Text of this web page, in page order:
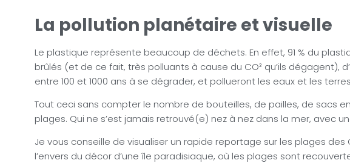
La pollution planétaire et visuelle
Le plastique représente beaucoup de déchets. En effet, 91 % du
brûlés (et de ce fait, très polluants à cause du CO² qu’ils dégagent),
entre 100 et 1000 ans à se dégrader, et pollueront les eaux et les
Tout ceci sans compter le nombre de bouteilles, de pailles, de sacs
plages. Qui ne s’est jamais retrouvé(e) nez à nez dans la mer, avec
Je vous conseille de visualiser un rapide reportage sur les plages des
l’envers du décor d’une île paradisiaque, où les plages sont